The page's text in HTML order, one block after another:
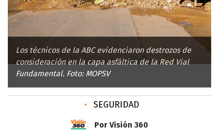
Los técnicos de la ABC evidenciaron destrozos de
consideración en la capa asfáltica de la Red Vial
Fundamental. Foto: MOPSV
• SEGURIDAD
Por Visión 360